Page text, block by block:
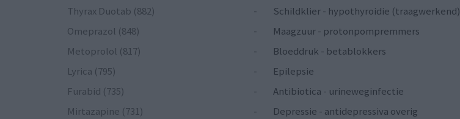
Thyrax Duotab (882)
-
Schildklier - hypothyroidie (traagwerkend)
Omeprazol (848)
-
Maagzuur - protonpompremmers
Metoprolol (817)
-
Bloeddruk - betablokkers
Lyrica (795)
-
Epilepsie
Furabid (735)
-
Antibiotica - urineweginfectie
Mirtazapine (731)
-
Depressie - antidepressiva overig